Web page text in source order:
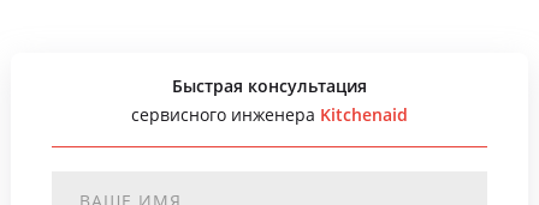
Быстрая консультация
сервисного инженера Kitchenaid